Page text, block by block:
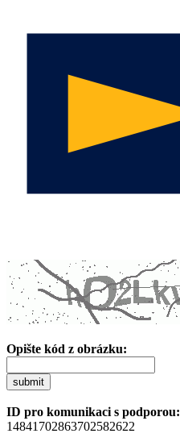
Opište kód z obrázku:
submit
ID pro komunikaci s podporou:
14841702863702582622